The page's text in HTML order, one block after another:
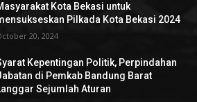
Kota Bekasi untuk
Pilkada Kota Bekasi 2024
20, 2024
Kepentingan Politik, Perpindahan
di Pemkab Bandung Barat
Sejumlah Aturan